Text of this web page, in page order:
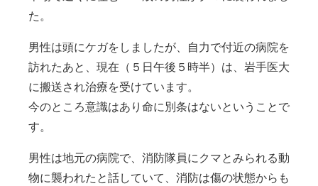
た。
男性は頭にケガをしましたが、自力で付近の病院を
訪れたあと、現在（５日午後５時半）は、岩手医大
に搬送され治療を受けています。
今のところ意識はあり命に別条はないということで
す。
男性は地元の病院で、消防隊員にクマとみられる動
物に襲われたと話していて、消防は傷の状態からも